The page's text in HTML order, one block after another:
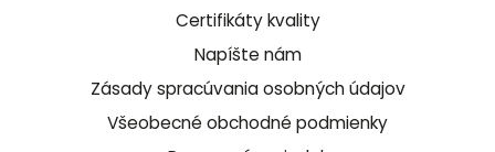
Certifikáty kvality
Napíšte nám
Zásady spracúvania osobných údajov
Všeobecné obchodné podmienky